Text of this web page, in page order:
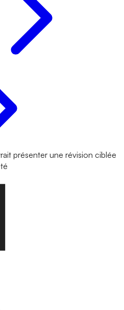
présenter une révision ciblée